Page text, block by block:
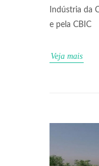
Indústria da
e pela CBIC
Veja mais